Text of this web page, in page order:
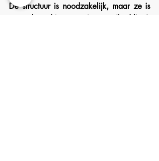
De structuur is noodzakelijk, maar ze is
geen beperking: ze is een ‘bedding’.